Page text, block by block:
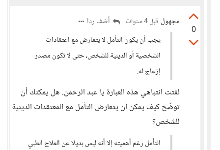
0
مجهول قبل 4 سنوات
أضف ردا
يجب أن يكون التأمل لا يتعارض مع اعتقادات
الشخصية أو الدينية للشخص، حتى لا تكون مصدر
إزعاج له.
لفتت انتباهي هذه العبارة يا عبد الرحمن. هل يمكنك أن
توضّح كيف يمكن أن يتعارض التأمل مع المعتقدات الدينية
للشخص؟
التأمل رغم أهميته إلا أنه ليس بديلا عن العلاج الطبي